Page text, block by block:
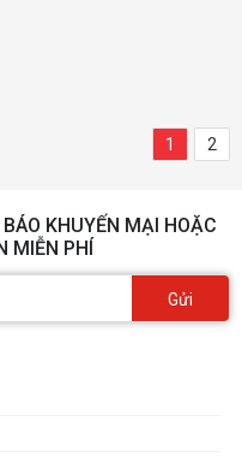
1 2
KHUYẾN MẠI HOẶC
MIỄN PHÍ
Gửi